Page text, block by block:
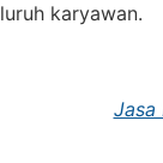
karyawan.
Jasa